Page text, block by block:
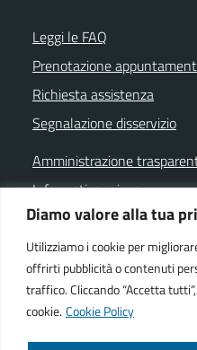
Diamo valore alla tua
Utilizziamo i cookie per
offrirti pubblicità o contenuti
traffico. Cliccando “Accetta
cookie. Cookie Policy
Leggi le FAQ
Prenotazione
Richiesta assistenza
Segnalazione disservizio
Amministrazione
Informativa privacy
Note legali
Dichiarazione di
Cookie policy